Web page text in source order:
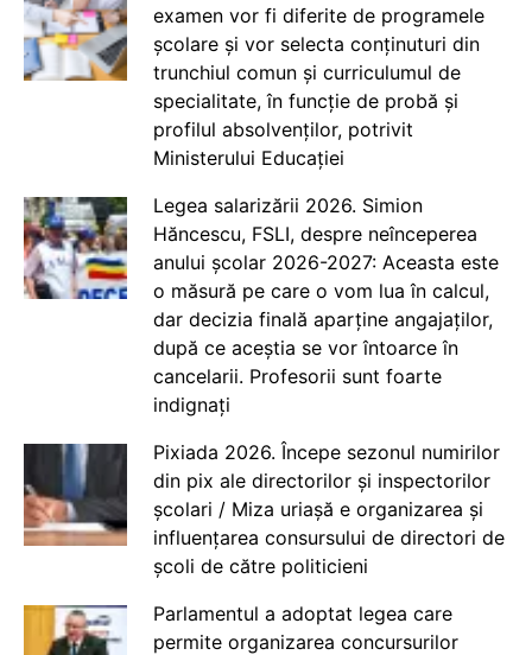
examen vor fi diferite de programele
școlare și vor selecta conținuturi din
trunchiul comun și curriculumul de
specialitate, în funcție de probă și
profilul absolvenților, potrivit
Ministerului Educației
Legea salarizării 2026. Simion
Hăncescu, FSLI, despre neînceperea
anului școlar 2026-2027: Aceasta este
o măsură pe care o vom lua în calcul,
dar decizia finală aparține angajaților,
după ce aceștia se vor întoarce în
cancelarii. Profesorii sunt foarte
indignați
Pixiada 2026. Începe sezonul numirilor
din pix ale directorilor și inspectorilor
școlari / Miza uriașă e organizarea și
influențarea consursului de directori de
școli de către politicieni
Parlamentul a adoptat legea care
permite organizarea concursurilor